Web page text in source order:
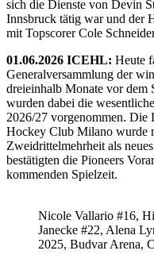
sich die Dienste von Devin
Innsbruck tätig war und der
mit Topscorer Cole
01.06.2026 ICEHL: Heute
Generalversammlung der
dreieinhalb Monate vor dem
wurden dabei die
2026/27 vorgenommen. Die
Hockey Club Milano wurde
Zweidrittelmehrheit als
bestätigten die Pioneers
kommenden Spielzeit.
Nicole Vallario #16,
Janecke #22, Alena
2025, Budvar Arena,